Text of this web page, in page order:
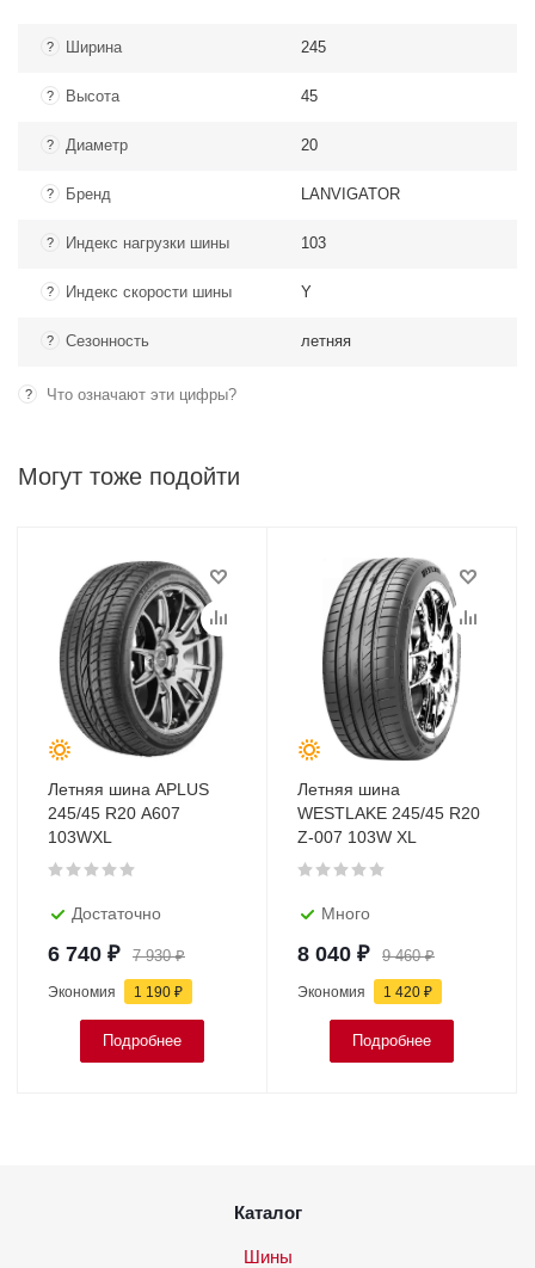
? Ширина 245
? Высота 45
? Диаметр 20
? Бренд LANVIGATOR
? Индекс нагрузки шины 103
? Индекс скорости шины Y
? Сезонность летняя
? Что означают эти цифры?
Могут тоже подойти
Летняя шина APLUS
245/45 R20 A607
103WXL
Достаточно
6 740 ₽ 7 930₽
Экономия 1 190 ₽
Подробнее
Летняя шина
WESTLAKE 245/45 R20
Z-007 103W XL
Много
8 040 ₽ 9 460₽
Экономия 1 420 ₽
Подробнее
Каталог
Шины